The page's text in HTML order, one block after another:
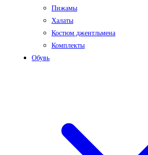
Пижамы
Халаты
Костюм джентльмена
Комплекты
Обувь